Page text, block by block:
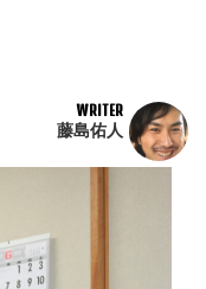
WRITER
藤島佑人